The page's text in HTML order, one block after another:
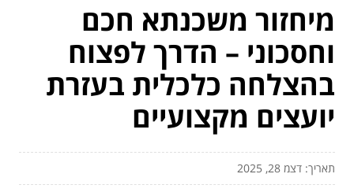
מיחזור משכנתא חכם
וחסכוני – הדרך לפצוח
בהצלחה כלכלית בעזרת
יועצים מקצועיים
תאריך: דצמ 28, 2025